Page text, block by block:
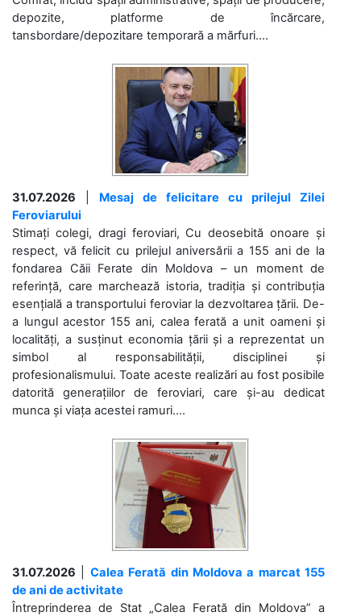
depozite, platforme de încărcare,
tansbordare/depozitare temporară a mărfuri....
31.07.2026
Mesaj de felicitare cu prilejul Zilei
Feroviarului
Stimați colegi, dragi feroviari, Cu deosebită onoare și
respect, vă felicit cu prilejul aniversării a 155 ani de la
fondarea Căii Ferate din Moldova – un moment de
referință, care marchează istoria, tradiția și contribuția
esențială a transportului feroviar la dezvoltarea țării. De-
a lungul acestor 155 ani, calea ferată a unit oameni și
localități, a susținut economia țării și a reprezentat un
simbol al responsabilității, disciplinei și
profesionalismului. Toate aceste realizări au fost posibile
datorită generațiilor de feroviari, care și-au dedicat
munca și viața acestei ramuri....
31.07.2026
Calea Ferată din Moldova a marcat 155
de ani de activitate
Întreprinderea de Stat „Calea Ferată din Moldova” a